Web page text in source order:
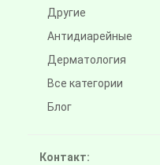
Другие
Антидиарейные
Дерматология
Все категории
Блог
Контакт: